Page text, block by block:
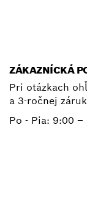
ZÁKAZNÍCKÁ
Pri otázkach
a 3-ročnej
Po - Pia: 9:00 –